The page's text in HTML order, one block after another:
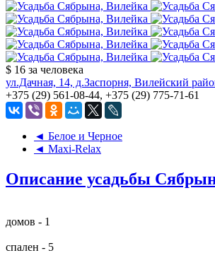
$ 16 за человека
ул.Дачная, 14, д.Заспорня, Вилейский
+375 (29) 561-08-44, +375 (29) 775-71-61
◄ Белое и Черное
◄ Maxi-Relax
Описание усадьбы
домов - 1
спален - 5